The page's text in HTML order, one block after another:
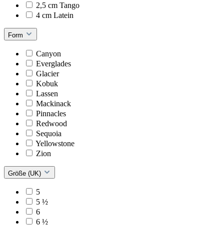
2,5 cm Tango
4 cm Latein
Form
Canyon
Everglades
Glacier
Kobuk
Lassen
Mackinack
Pinnacles
Redwood
Sequoia
Yellowstone
Zion
Größe (UK)
5
5 ½
6
6 ½